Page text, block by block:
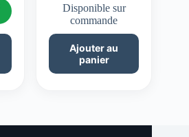
Disponible sur
commande
Ajouter au
panier